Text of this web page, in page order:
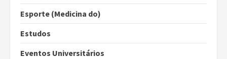
Esporte (Medicina do)
Estudos
Eventos Universitários